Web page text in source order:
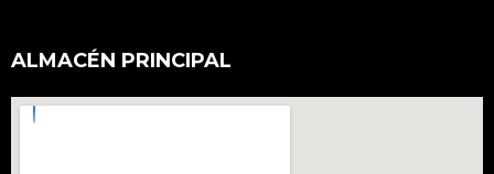
ALMACÉN PRINCIPAL